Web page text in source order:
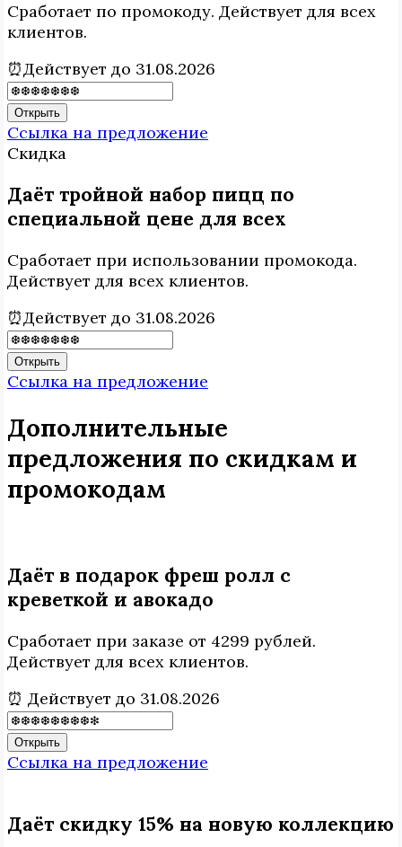
Сработает по промокоду. Действует для всех
клиентов.
⏰Действует до 31.08.2026
Открыть
Ссылка на предложение
Скидка
Даёт тройной набор пицц по
специальной цене для всех
Сработает при использовании промокода.
Действует для всех клиентов.
⏰Действует до 31.08.2026
Открыть
Ссылка на предложение
Дополнительные
предложения по скидкам и
промокодам
Даёт в подарок фреш ролл с
креветкой и авокадо
Сработает при заказе от 4299 рублей.
Действует для всех клиентов.
⏰ Действует до 31.08.2026
Открыть
Ссылка на предложение
Даёт скидку 15% на новую коллекцию